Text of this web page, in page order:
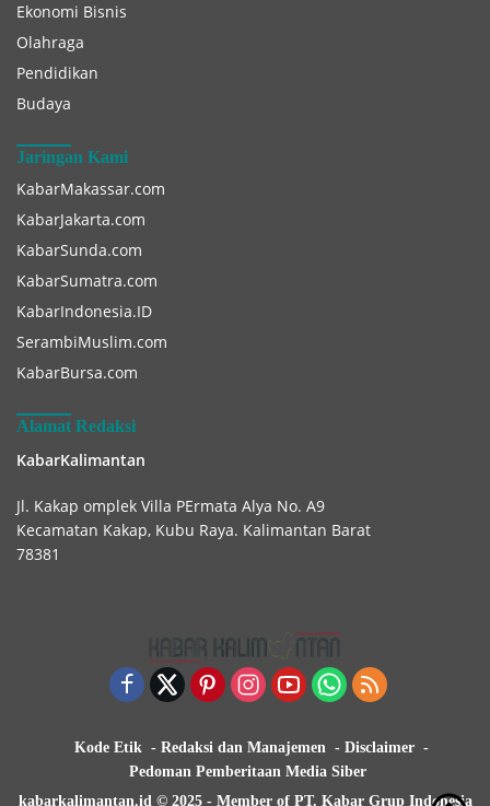
Ekonomi Bisnis
Olahraga
Pendidikan
Budaya
Jaringan Kami
KabarMakassar.com
KabarJakarta.com
KabarSunda.com
KabarSumatra.com
KabarIndonesia.ID
SerambiMuslim.com
KabarBursa.com
Alamat Redaksi
KabarKalimantan
Jl. Kakap omplek Villa PErmata Alya No. A9
Kecamatan Kakap, Kubu Raya. Kalimantan Barat
78381
Kode Etik Redaksi dan Manajemen
Disclaimer
Pedoman Pemberitaan Media Siber
kabarkalimantan.id © 2025 - Member of PT. Kabar Grup Indonesia